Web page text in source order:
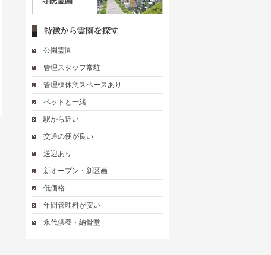
公園霊園
管理スタッフ常駐
管理棟休憩スペースあり
ペットと一緒
駅から近い
交通の便が良い
送迎あり
新オープン・新区画
低価格
年間管理料が安い
永代供養・納骨堂